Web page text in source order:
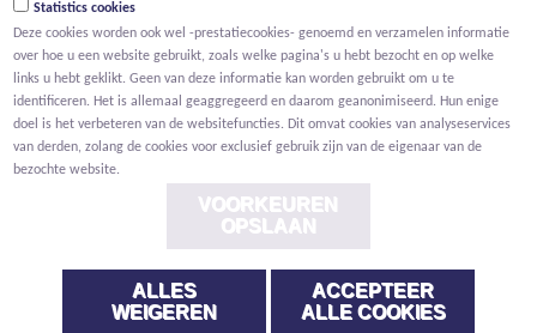
Privacy Cookies Melding klokkenluider
Statistics cookies
Deze cookies worden ook wel -prestatiecookies- genoemd en verzamelen informatie
over hoe u een website gebruikt, zoals welke pagina's u hebt bezocht en op welke
links u hebt geklikt. Geen van deze informatie kan worden gebruikt om u te
identificeren. Het is allemaal geaggregeerd en daarom geanonimiseerd. Hun enige
doel is het verbeteren van de websitefuncties. Dit omvat cookies van analyseservices
van derden, zolang de cookies voor exclusief gebruik zijn van de eigenaar van de
bezochte website.
VOORKEUREN
OPSLAAN
ALLES
WEIGEREN
ACCEPTEER
ALLE COOKIES